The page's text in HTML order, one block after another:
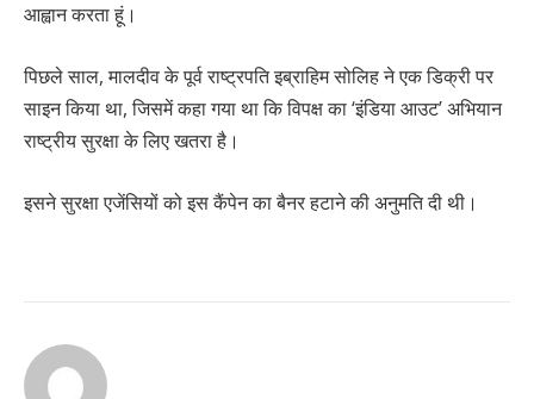
आह्वान करता हूं।
पिछले साल, मालदीव के पूर्व राष्ट्रपति इब्राहिम सोलिह ने एक डिक्री पर
साइन किया था, जिसमें कहा गया था कि विपक्ष का ‘इंडिया आउट’ अभियान
राष्ट्रीय सुरक्षा के लिए खतरा है।
इसने सुरक्षा एजेंसियों को इस कैंपेन का बैनर हटाने की अनुमति दी थी।